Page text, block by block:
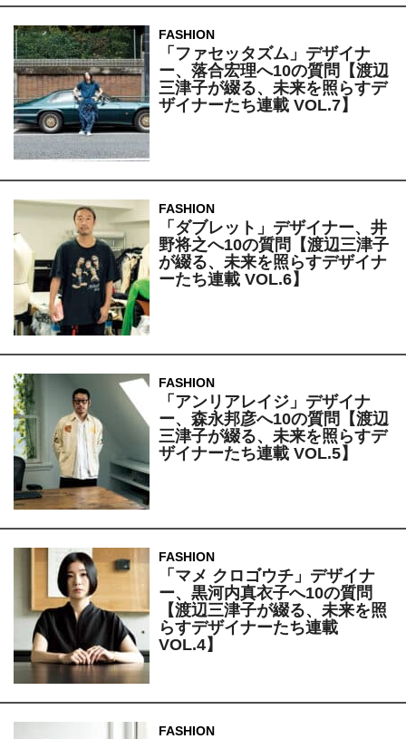
FASHION
「ファセッタズム」デザイナ
ー、落合宏理へ10の質問【渡辺
三津子が綴る、未来を照らすデ
ザイナーたち連載 VOL.7】
FASHION
「ダブレット」デザイナー、井
野将之へ10の質問【渡辺三津子
が綴る、未来を照らすデザイナ
ーたち連載 VOL.6】
FASHION
「アンリアレイジ」デザイナ
ー、森永邦彦へ10の質問【渡辺
三津子が綴る、未来を照らすデ
ザイナーたち連載 VOL.5】
FASHION
「マメ クロゴウチ」デザイナ
ー、黒河内真衣子へ10の質問
【渡辺三津子が綴る、未来を照
らすデザイナーたち連載
VOL.4】
FASHION